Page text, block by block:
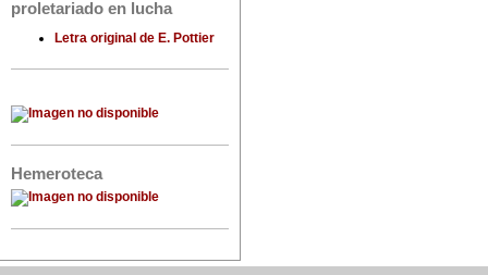
proletariado en lucha
Letra original de E. Pottier
Hemeroteca